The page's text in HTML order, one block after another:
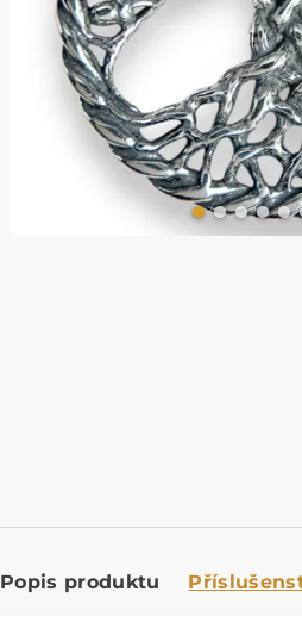
Popis produktu